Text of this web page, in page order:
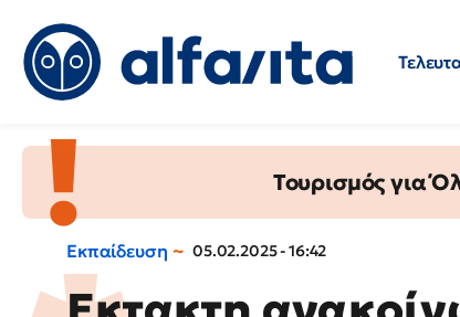
Τουρισμός για
Εκπαίδευση 05.02.2025 - 16:42